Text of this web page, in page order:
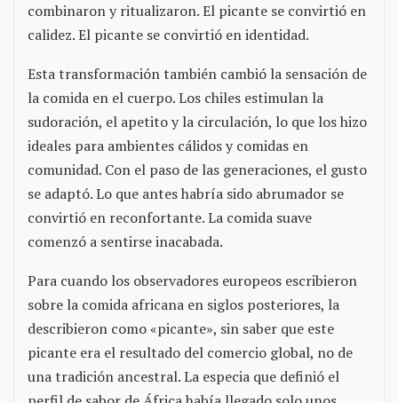
combinaron y ritualizaron. El picante se convirtió en
calidez. El picante se convirtió en identidad.
Esta transformación también cambió la sensación de
la comida en el cuerpo. Los chiles estimulan la
sudoración, el apetito y la circulación, lo que los hizo
ideales para ambientes cálidos y comidas en
comunidad. Con el paso de las generaciones, el gusto
se adaptó. Lo que antes habría sido abrumador se
convirtió en reconfortante. La comida suave
comenzó a sentirse inacabada.
Para cuando los observadores europeos escribieron
sobre la comida africana en siglos posteriores, la
describieron como «picante», sin saber que este
picante era el resultado del comercio global, no de
una tradición ancestral. La especia que definió el